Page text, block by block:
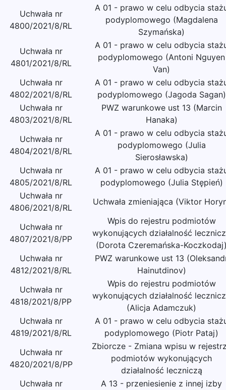
Uchwała nr
4800/2021/8/RL
A 01 - prawo w celu odbycia
podyplomowego (Magdalena
Szymańska)
Uchwała nr
4801/2021/8/RL
A 01 - prawo w celu odbycia
podyplomowego (Antoni Nguyen
Van)
Uchwała nr
4802/2021/8/RL
A 01 - prawo w celu odbycia
podyplomowego (Jagoda Sagan)
Uchwała nr
4803/2021/8/RL
PWZ warunkowe ust 13 (Marcin
Hanaka)
Uchwała nr
4804/2021/8/RL
A 01 - prawo w celu odbycia
podyplomowego (Julia
Sierosławska)
Uchwała nr
4805/2021/8/RL
A 01 - prawo w celu odbycia
podyplomowego (Julia Stępień)
Uchwała nr
4806/2021/8/RL
Uchwała zmieniająca (Viktor
Uchwała nr
4807/2021/8/PP
Wpis do rejestru podmiotów
wykonujących działalność
(Dorota Czeremańska-
Uchwała nr
4812/2021/8/RL
PWZ warunkowe ust 13
Hainutdinov)
Uchwała nr
4818/2021/8/PP
Wpis do rejestru podmiotów
wykonujących działalność
(Alicja Adamczuk)
Uchwała nr
4819/2021/8/RL
A 01 - prawo w celu odbycia
podyplomowego (Piotr Pataj)
Uchwała nr
4820/2021/8/PP
Zbiorcze - Zmiana wpisu w
podmiotów wykonujących
działalność leczniczą
Uchwała nr
A 13 - przeniesienie z innej izby